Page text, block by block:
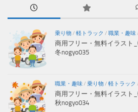
乗り物/ 軽トラック / 職業・趣味
商用フリー・無料イラスト
冬nogyo035
職業・趣味/ 乗り物/ 軽トラック
商用フリー・無料イラスト
秋nogyo034